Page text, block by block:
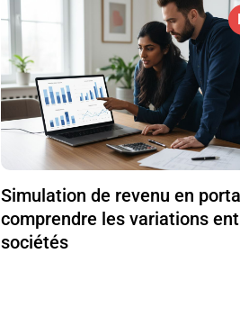
Simulation de revenu en
comprendre les variations
sociétés